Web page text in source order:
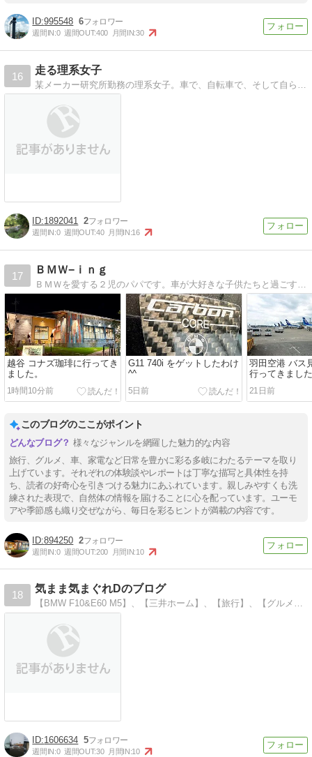
995548 6
週間IN:0 週間OUT:400 月間IN:30
16
走る理系女子
1892041 2
週間IN:0 週間OUT:40 月間IN:16
17
ＢＭＷ−ｉｎｇ
越谷 コナズ珈琲に行ってき
ました。
1時間10分前
G11 740i をゲットしたわけ
^^
5日前
羽田空港 バス
行ってきまし
21日前
このブログのここがポイント
様々なジャンルを網羅した魅力的な内容
旅行、グルメ、車、家電など日常を豊かに彩る多岐にわたるテーマを取り
上げています。それぞれの体験談やレポートは丁寧な描写と具体性を持
ち、読者の好奇心を引きつける魅力にあふれています。親しみやすくも洗
練された表現で、自然体の情報を届けることに心を配っています。ユーモ
アや季節感も織り交ぜながら、毎日を彩るヒントが満載の内容です。
894250 2
週間IN:0 週間OUT:200 月間IN:10
18
気まま気まぐれDのブログ
【BMW F10&E60 M5】、【三井ホーム】、【旅行】、【グルメ】、【ファッション】【社会情勢】など普段の生活で気になったことを書いています。
1606634 5
週間IN:0 週間OUT:30 月間IN:10